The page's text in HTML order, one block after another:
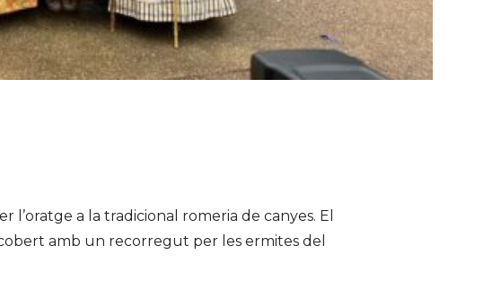
a la tradicional romeria de canyes. El
amb un recorregut per les ermites del